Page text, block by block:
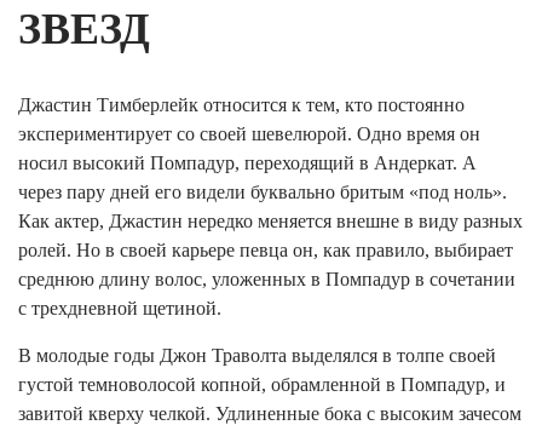
ЗВЕЗД
Джастин Тимберлейк относится к тем, кто постоянно
экспериментирует со своей шевелюрой. Одно время он
носил высокий Помпадур, переходящий в Андеркат. А
через пару дней его видели буквально бритым «под ноль».
Как актер, Джастин нередко меняется внешне в виду разных
ролей. Но в своей карьере певца он, как правило, выбирает
среднюю длину волос, уложенных в Помпадур в сочетании
с трехдневной щетиной.
В молодые годы Джон Траволта выделялся в толпе своей
густой темноволосой копной, обрамленной в Помпадур, и
завитой кверху челкой. Удлиненные бока с высоким зачесом